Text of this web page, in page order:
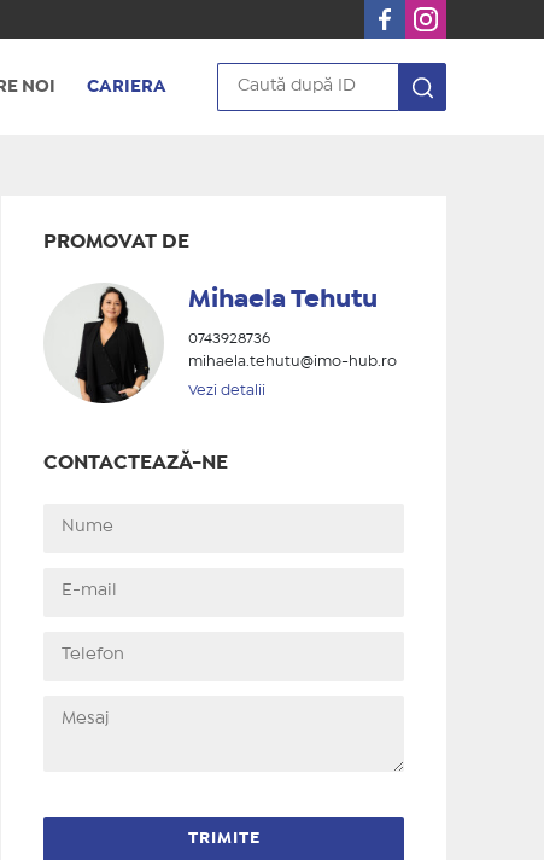
NOI CARIERA
PROMOVAT DE
Mihaela Tehutu
0743928736
mihaela.tehutu@imo-hub.ro
Vezi detalii
CONTACTEAZĂ-NE